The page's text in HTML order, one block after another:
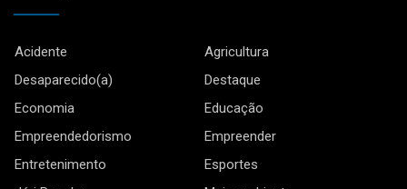
Acidente
Agricultura
Desaparecido(a)
Destaque
Economia
Educação
Empreendedorismo
Empreender
Entretenimento
Esportes